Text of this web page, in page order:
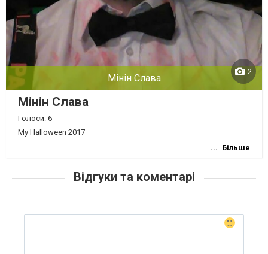
Мінін Слава
2
Мінін Слава
Голоси: 6
My Halloween 2017
Більше
Відгуки та коментарі